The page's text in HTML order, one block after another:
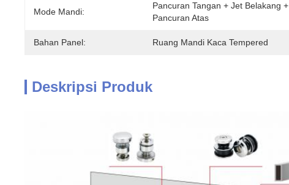
Mode Mandi:
Pancuran Tangan + Jet Belakang +
Pancuran Atas
Bahan Panel: Ruang Mandi Kaca Tempered
Deskripsi Produk